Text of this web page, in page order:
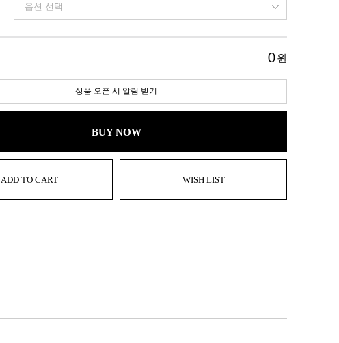
0원
상품 오픈 시 알림 받기
BUY NOW
ADD TO CART WISH LIST